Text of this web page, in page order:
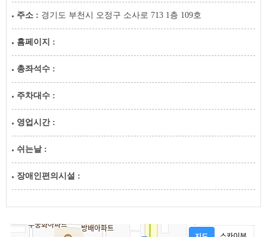
주소 : 경기도 부천시 오정구 소사로 713 1층 109호
홈페이지 :
총좌석수 :
주차대수 :
영업시간 :
쉬는날 :
장애인편의시설 :